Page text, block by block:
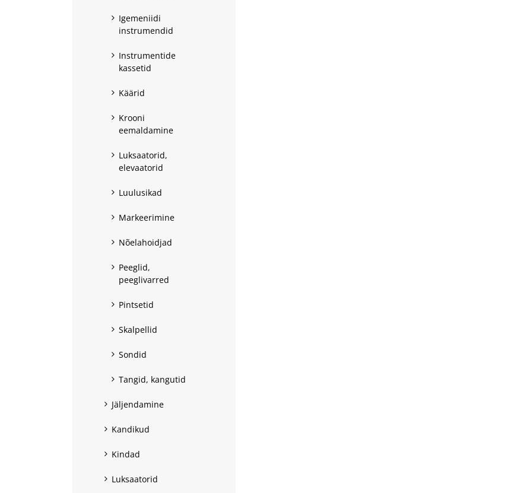
Igemeniidi
instrumendid
Instrumentide
kassetid
Käärid
Krooni
eemaldamine
Luksaatorid,
elevaatorid
Luulusikad
Markeerimine
Nõelahoidjad
Peeglid,
peeglivarred
Pintsetid
Skalpellid
Sondid
Tangid, kangutid
Jäljendamine
Kandikud
Kindad
Luksaatorid